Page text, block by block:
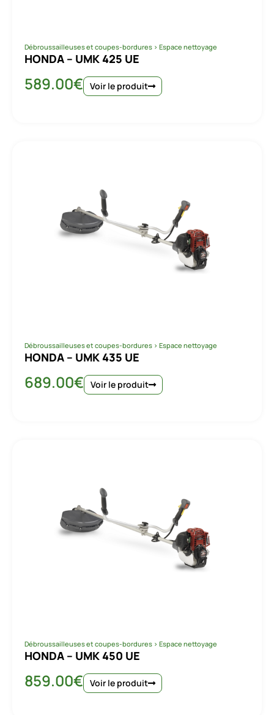
Débroussailleuses et coupes-bordures > Espace nettoyage
HONDA – UMK 425 UE
589.00€ Voir le produit
Débroussailleuses et coupes-bordures > Espace nettoyage
HONDA – UMK 435 UE
689.00€ Voir le produit
Débroussailleuses et coupes-bordures > Espace nettoyage
HONDA – UMK 450 UE
859.00€ Voir le produit